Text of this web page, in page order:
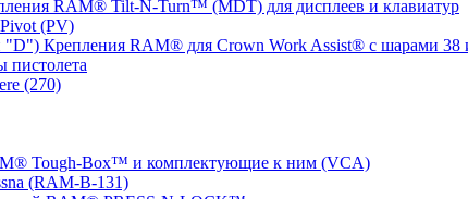
RAM® Tilt-N-Turn™ (MDT) для дисплеев и клавиатур
(PV)
Крепления RAM® для Crown Work Assist® с шарами
пистолета
(270)
Tough-Box™ и комплектующие к ним (VCA)
(RAM-B-131)